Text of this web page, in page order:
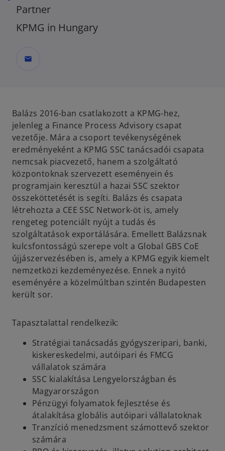
Partner
KPMG in Hungary
mail
Balázs 2016-ban csatlakozott a KPMG-hez,
jelenleg a Finance Process Advisory csapat
vezetője. Mára a csoport tevékenységének
eredményeként a KPMG SSC tanácsadói csapata
nemcsak piacvezető, hanem a szolgáltató
központoknak szervezett eseményein és
programjain keresztül a hazai SSC szektor
összeköttetését is segíti. Balázs és csapata
létrehozta a CEE SSC Network-öt is, amely
rengeteg potenciált nyújt a tudás és
szolgáltatások exportálására. Emellett Balázsnak
kulcsfontosságú szerepe volt a Global GBS CoE
újjászervezésében is, amely a KPMG egyik kiemelt
nemzetközi kezdeményezése. Ennek a nyitó
eseményére a közelmúltban szintén Budapesten
került sor.
Tapasztalattal rendelkezik:
Stratégiai tanácsadás gyógyszeripari, banki,
kiskereskedelmi, autóipari és FMCG
vállalatok számára
SSC kialakítása Lengyelországban és
Magyarországon
Pénzügyi folyamatok fejlesztése és
átalakítása globális autóipari vállalatoknak
Tranzíció menedzsment számottevő szektor
számára